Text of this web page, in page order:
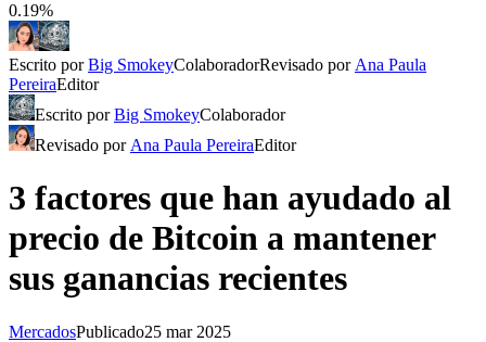
0.19%
Escrito porBig SmokeyColaboradorRevisado por Ana Paula
PereiraEditor
Escrito porBig SmokeyColaborador
Revisado por Ana Paula PereiraEditor
3 factores que han ayudado al
precio de Bitcoin a mantener
sus ganancias recientes
MercadosPublicado25 mar 2025